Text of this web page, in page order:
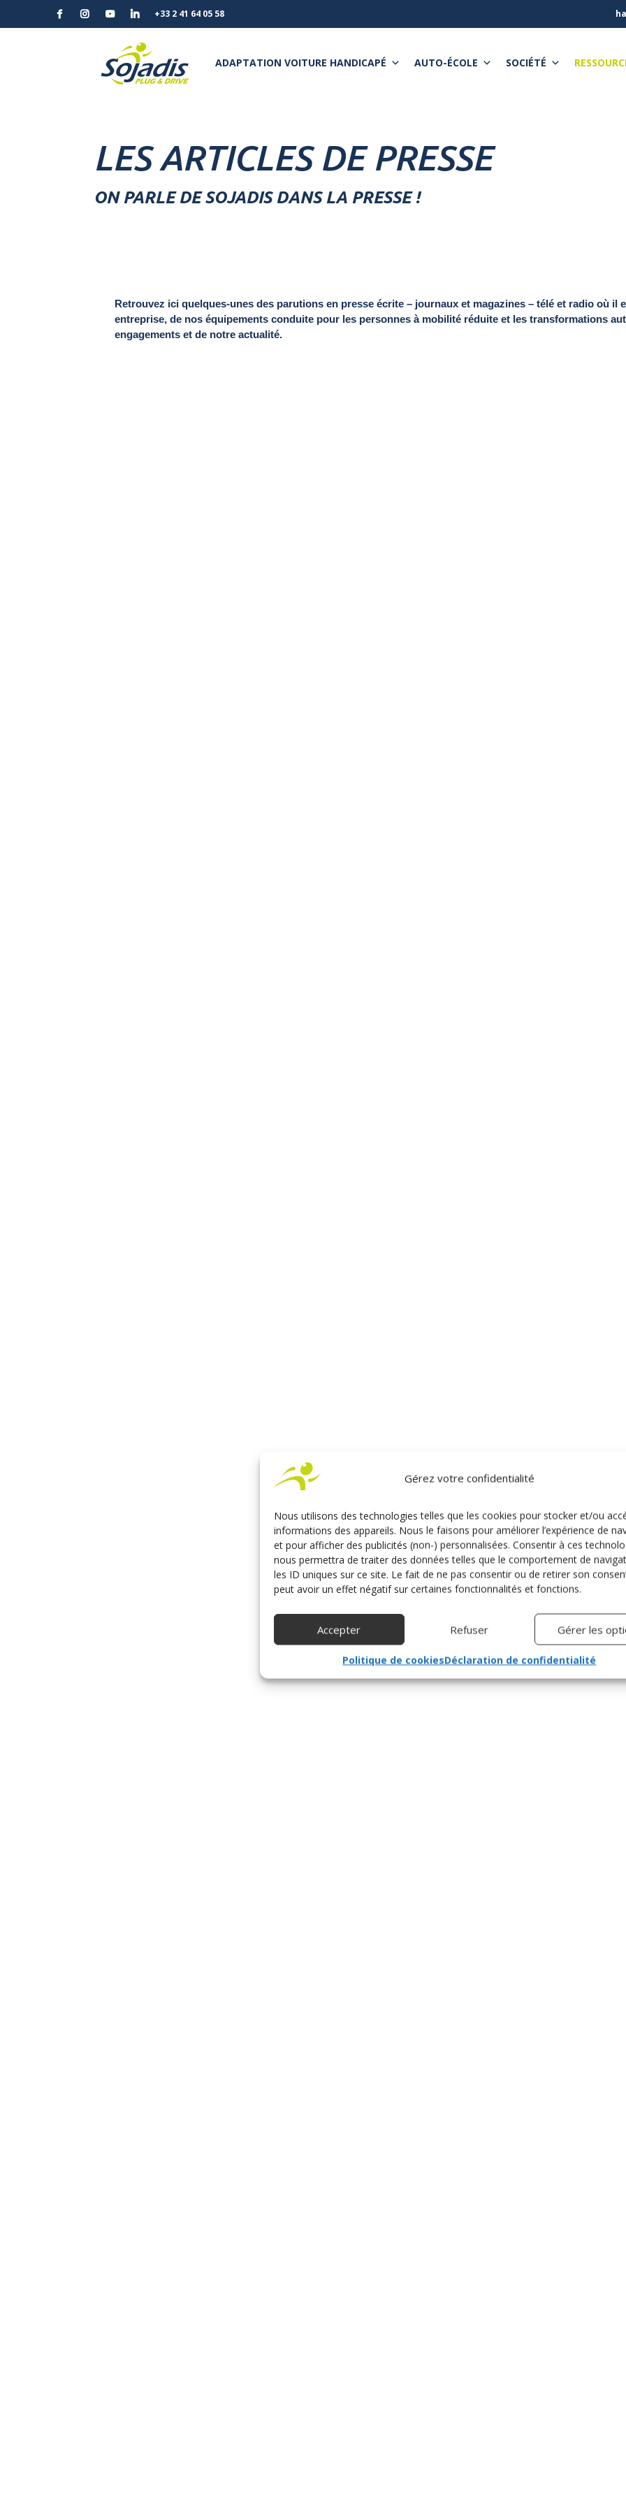
Gérez votre confidentialité
Nous utilisons des technologies telles que les cookies pour stocker et/ou
informations des appareils. Nous le faisons pour améliorer l’expérience de
et pour afficher des publicités (non-) personnalisées. Consentir à ces
nous permettra de traiter des données telles que le comportement de
les ID uniques sur ce site. Le fait de ne pas consentir ou de retirer son
peut avoir un effet négatif sur certaines fonctionnalités et fonctions.
Accepter Refuser Gérer les
Politique de cookiesDéclaration de confidentialité
+33 2 41 64 05 58
ADAPTATION VOITURE HANDICAPÉ AUTO-ÉCOLE SOCIÉTÉ
LES ARTICLES DE PRESSE
ON PARLE DE SOJADIS DANS LA PRESSE !
Retrouvez ici quelques-unes des parutions en presse écrite – journaux et magazines – télé et radio où il
entreprise, de nos équipements conduite pour les personnes à mobilité réduite et les transformations
engagements et de notre actualité.
Ouest-France – Mai 2021